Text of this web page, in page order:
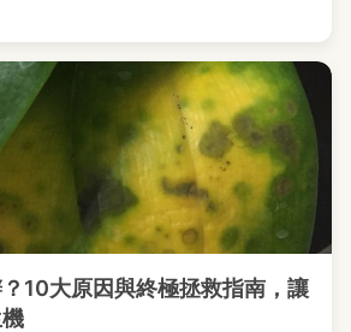
10大原因與終極拯救指南，讓